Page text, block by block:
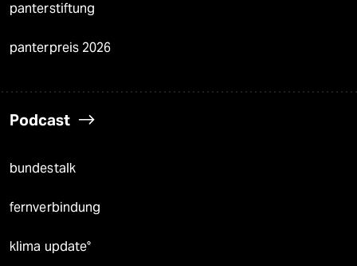
panterstiftung
panterpreis 2026
Podcast
bundestalk
fernverbindung
klima update°